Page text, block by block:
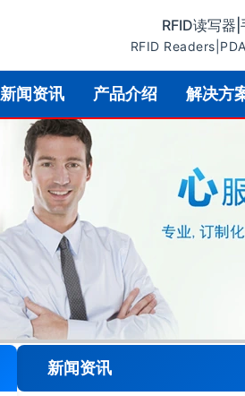
RFID读写器
RFID
新闻资讯 产品介绍 解决方
新闻资讯